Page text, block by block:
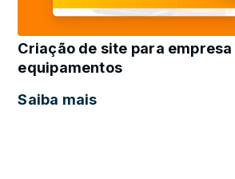
Criação de site para
equipamentos
Saiba mais